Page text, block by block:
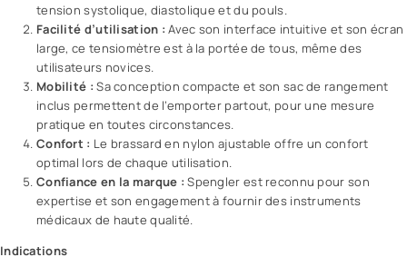
tension systolique, diastolique et du pouls.
Facilité d’utilisation :Avec son interface intuitive et son écran
large, ce tensiomètre est à la portée de tous, même des
utilisateurs novices.
Mobilité :Sa conception compacte et son sac de rangement
inclus permettent de l’emporter partout, pour une mesure
pratique en toutes circonstances.
Confort : Le brassard en nylon ajustable offre un confort
optimal lors de chaque utilisation.
Confiance en la marque :Spengler est reconnu pour son
expertise et son engagement à fournir des instruments
médicaux de haute qualité.
Indications